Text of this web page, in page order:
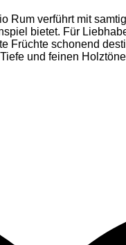
verführt mit
bietet. Für
schonend
und feinen